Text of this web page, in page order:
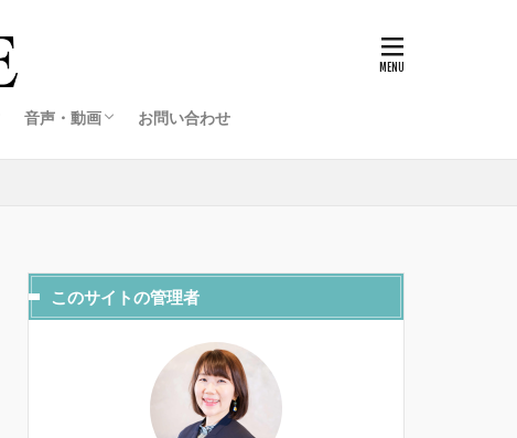
音声・動画
グローバルライフラジオ
海外起業家夫婦のライフデザインチャンネル
お問い合わせ
このサイトの管理者